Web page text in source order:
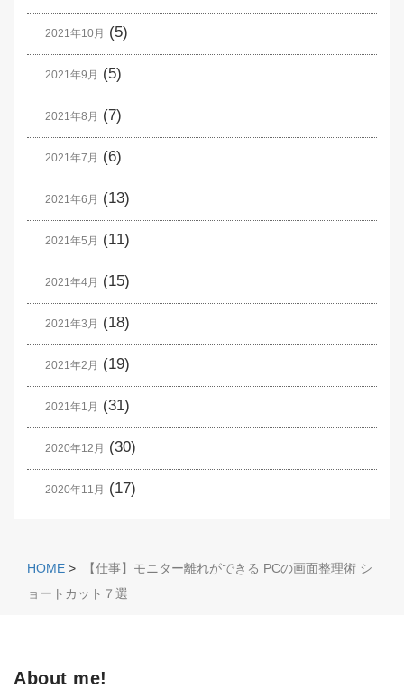
2021年10月 (5)
2021年9月 (5)
2021年8月 (7)
2021年7月 (6)
2021年6月 (13)
2021年5月 (11)
2021年4月 (15)
2021年3月 (18)
2021年2月 (19)
2021年1月 (31)
2020年12月 (30)
2020年11月 (17)
HOME >
【仕事】モニター離れができる PCの画面整理術 シ
ョートカット７選
About me!